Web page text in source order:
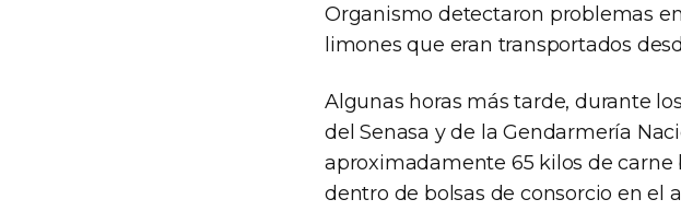
Organismo detectaron problemas
limones que eran transportados
Algunas horas más tarde, durante
del Senasa y de la Gendarmería
aproximadamente 65 kilos de
dentro de bolsas de consorcio en el